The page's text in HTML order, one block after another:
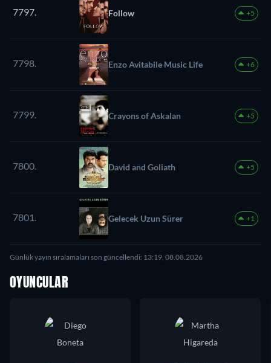
7797. Follow +5
7798. Enzo Avitabile Music Life +6
7799. Crayons of Askalan +5
7800. David and Goliath +5
7801. Gelecek Uzun Sürer +1
Günlük yayın sıralamaları son güncellendi: 13:19, 08.08.2026
OYUNCULAR